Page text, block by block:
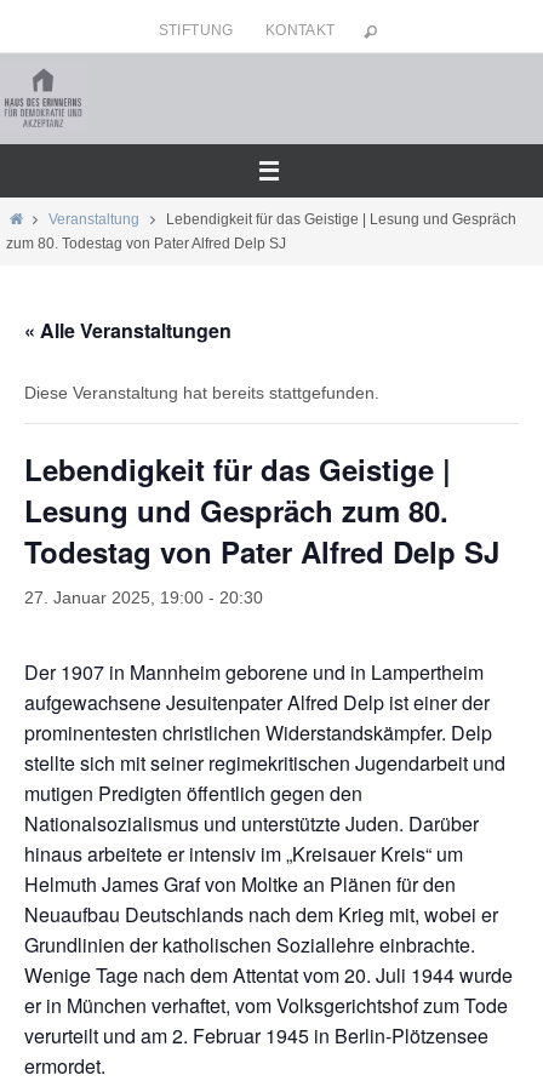
Inhalt
springen
STIFTUNG KONTAKT
HomeVeranstaltung
Lebendigkeit für das Geistige | Lesung und Gespräch
zum 80. Todestag von Pater Alfred Delp SJ
« Alle Veranstaltungen
Diese Veranstaltung hat bereits stattgefunden.
Lebendigkeit für das Geistige |
Lesung und Gespräch zum 80.
Todestag von Pater Alfred Delp SJ
27. Januar 2025, 19:00 - 20:30
Der 1907 in Mannheim geborene und in Lampertheim
aufgewachsene Jesuitenpater Alfred Delp ist einer der
prominentesten christlichen Widerstandskämpfer. Delp
stellte sich mit seiner regimekritischen Jugendarbeit und
mutigen Predigten öffentlich gegen den
Nationalsozialismus und unterstützte Juden. Darüber
hinaus arbeitete er intensiv im „Kreisauer Kreis“ um
Helmuth James Graf von Moltke an Plänen für den
Neuaufbau Deutschlands nach dem Krieg mit, wobei er
Grundlinien der katholischen Soziallehre einbrachte.
Wenige Tage nach dem Attentat vom 20. Juli 1944 wurde
er in München verhaftet, vom Volksgerichtshof zum Tode
verurteilt und am 2. Februar 1945 in Berlin-Plötzensee
ermordet.